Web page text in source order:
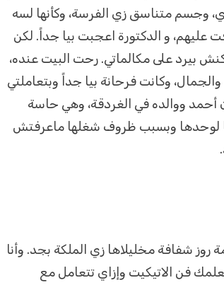
وجسم متناسق زي الفرسة، وكأنها لسه
عليهم، و الدكتورة اعجبت بيا جداً. لكن
بيرد على مكالماتي. رحت البيت عنده،
وكانت فرحانة بيا جداً وبتعاملتي
أحمد ووالده في الغردقة، وهي حاسة
لوحدها وبسبب ظروف شغلها ماعرفتش
روز شفافة مخليلاها زي الملكة بجد. وأنا
فن الاتيكيت وإزاي تتعامل مع